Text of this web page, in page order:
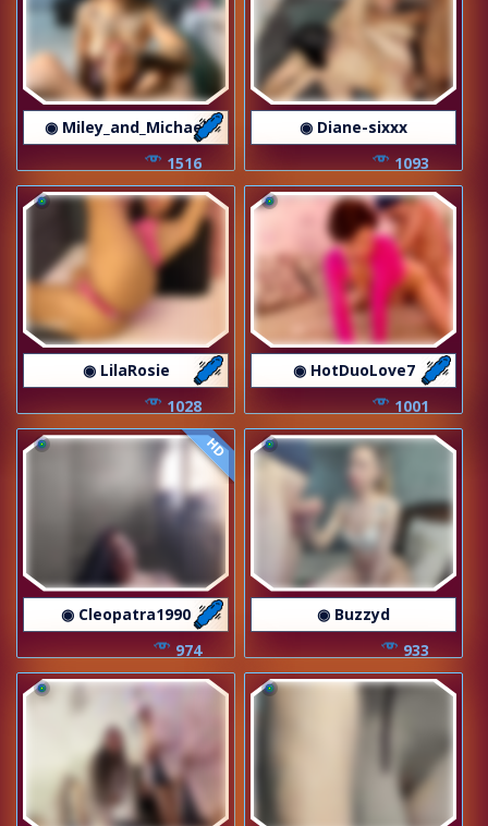
◉ Miley_and_Michael
1516
◉ Diane-sixxx
1093
◉ LilaRosie
1028
◉ HotDuoLove7
1001
HD
◉ Cleopatra1990
974
◉ Buzzyd
933